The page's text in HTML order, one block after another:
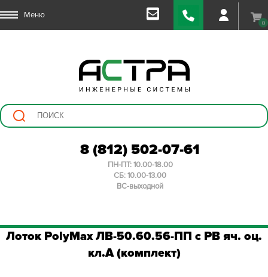
Меню
0
8 (812) 502-07-61
ПН-ПТ: 10.00-18.00
СБ: 10.00-13.00
ВС-выходной
Лоток PolyMax ЛВ-50.60.56-ПП с РВ яч. оц.
кл.А (комплект)